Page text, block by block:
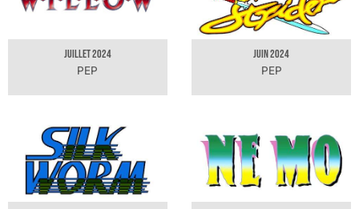
JUILLET 2024
PEP
JUIN 2024
PEP